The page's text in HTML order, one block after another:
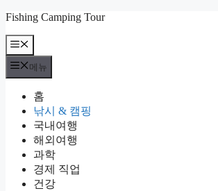
컨
츠
로
건
Fishing Camping Tour
메
뉴
메뉴
홈
낚시 & 캠핑
국내여행
해외여행
과학
경제 직업
건강